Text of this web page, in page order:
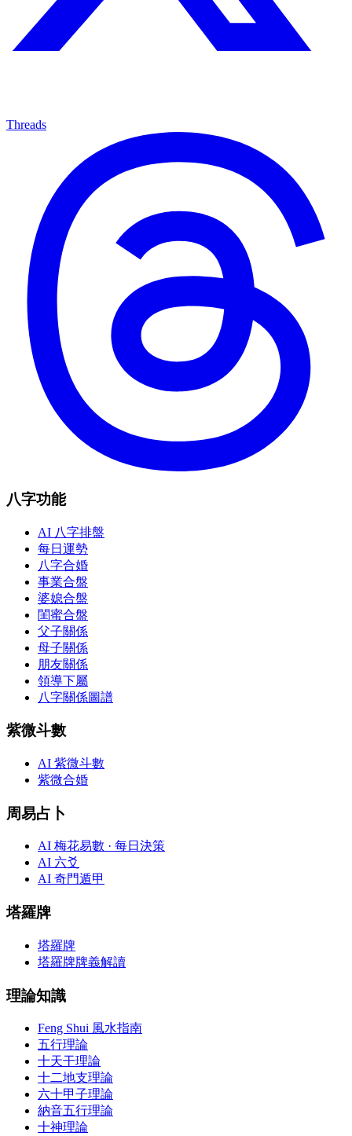
Threads
八字功能
AI 八字排盤
每日運勢
八字合婚
事業合盤
婆媳合盤
閨蜜合盤
父子關係
母子關係
朋友關係
領導下屬
八字關係圖譜
紫微斗數
AI 紫微斗數
紫微合婚
周易占卜
AI 梅花易數 · 每日決策
AI 六爻
AI 奇門遁甲
塔羅牌
塔羅牌
塔羅牌牌義解讀
理論知識
Feng Shui 風水指南
五行理論
十天干理論
十二地支理論
六十甲子理論
納音五行理論
十神理論